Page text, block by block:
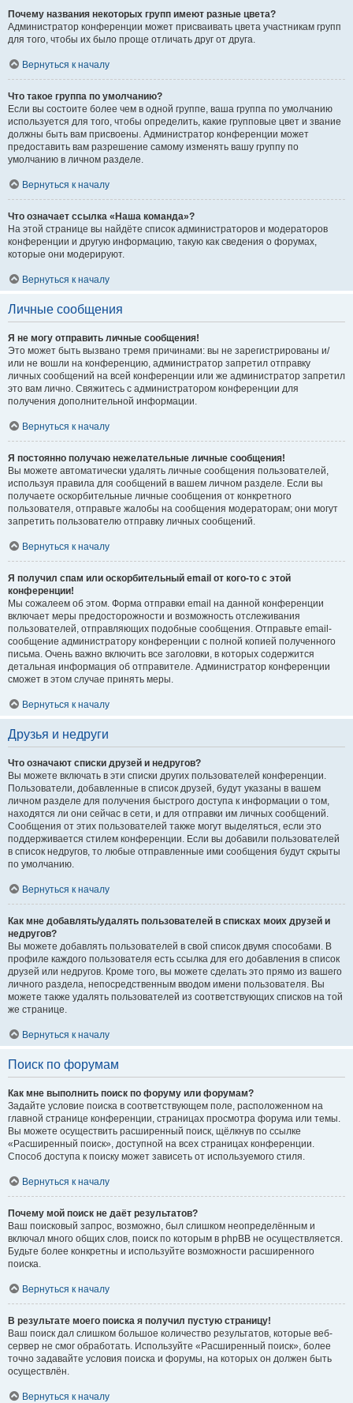
Почему названия некоторых групп имеют разные цвета?
Администратор конференции может присваивать цвета участникам групп
для того, чтобы их было проще отличать друг от друга.
Вернуться к началу
Что такое группа по умолчанию?
Если вы состоите более чем в одной группе, ваша группа по умолчанию
используется для того, чтобы определить, какие групповые цвет и звание
должны быть вам присвоены. Администратор конференции может
предоставить вам разрешение самому изменять вашу группу по
умолчанию в личном разделе.
Вернуться к началу
Что означает ссылка «Наша команда»?
На этой странице вы найдёте список администраторов и модераторов
конференции и другую информацию, такую как сведения о форумах,
которые они модерируют.
Вернуться к началу
Личные сообщения
Я не могу отправить личные сообщения!
Это может быть вызвано тремя причинами: вы не зарегистрированы и/
или не вошли на конференцию, администратор запретил отправку
личных сообщений на всей конференции или же администратор запретил
это вам лично. Свяжитесь с администратором конференции для
получения дополнительной информации.
Вернуться к началу
Я постоянно получаю нежелательные личные сообщения!
Вы можете автоматически удалять личные сообщения пользователей,
используя правила для сообщений в вашем личном разделе. Если вы
получаете оскорбительные личные сообщения от конкретного
пользователя, отправьте жалобы на сообщения модераторам; они могут
запретить пользователю отправку личных сообщений.
Вернуться к началу
Я получил спам или оскорбительный email от кого-то с этой
конференции!
Мы сожалеем об этом. Форма отправки email на данной конференции
включает меры предосторожности и возможность отслеживания
пользователей, отправляющих подобные сообщения. Отправьте email-
сообщение администратору конференции с полной копией полученного
письма. Очень важно включить все заголовки, в которых содержится
детальная информация об отправителе. Администратор конференции
сможет в этом случае принять меры.
Вернуться к началу
Друзья и недруги
Что означают списки друзей и недругов?
Вы можете включать в эти списки других пользователей конференции.
Пользователи, добавленные в список друзей, будут указаны в вашем
личном разделе для получения быстрого доступа к информации о том,
находятся ли они сейчас в сети, и для отправки им личных сообщений.
Сообщения от этих пользователей также могут выделяться, если это
поддерживается стилем конференции. Если вы добавили пользователей
в список недругов, то любые отправленные ими сообщения будут скрыты
по умолчанию.
Вернуться к началу
Как мне добавлять/удалять пользователей в списках моих друзей и
недругов?
Вы можете добавлять пользователей в свой список двумя способами. В
профиле каждого пользователя есть ссылка для его добавления в список
друзей или недругов. Кроме того, вы можете сделать это прямо из вашего
личного раздела, непосредственным вводом имени пользователя. Вы
можете также удалять пользователей из соответствующих списков на той
же странице.
Вернуться к началу
Поиск по форумам
Как мне выполнить поиск по форуму или форумам?
Задайте условие поиска в соответствующем поле, расположенном на
главной странице конференции, страницах просмотра форума или темы.
Вы можете осуществить расширенный поиск, щёлкнув по ссылке
«Расширенный поиск», доступной на всех страницах конференции.
Способ доступа к поиску может зависеть от используемого стиля.
Вернуться к началу
Почему мой поиск не даёт результатов?
Ваш поисковый запрос, возможно, был слишком неопределённым и
включал много общих слов, поиск по которым в phpBB не осуществляется.
Будьте более конкретны и используйте возможности расширенного
поиска.
Вернуться к началу
В результате моего поиска я получил пустую страницу!
Ваш поиск дал слишком большое количество результатов, которые веб-
сервер не смог обработать. Используйте «Расширенный поиск», более
точно задавайте условия поиска и форумы, на которых он должен быть
осуществлён.
Вернуться к началу